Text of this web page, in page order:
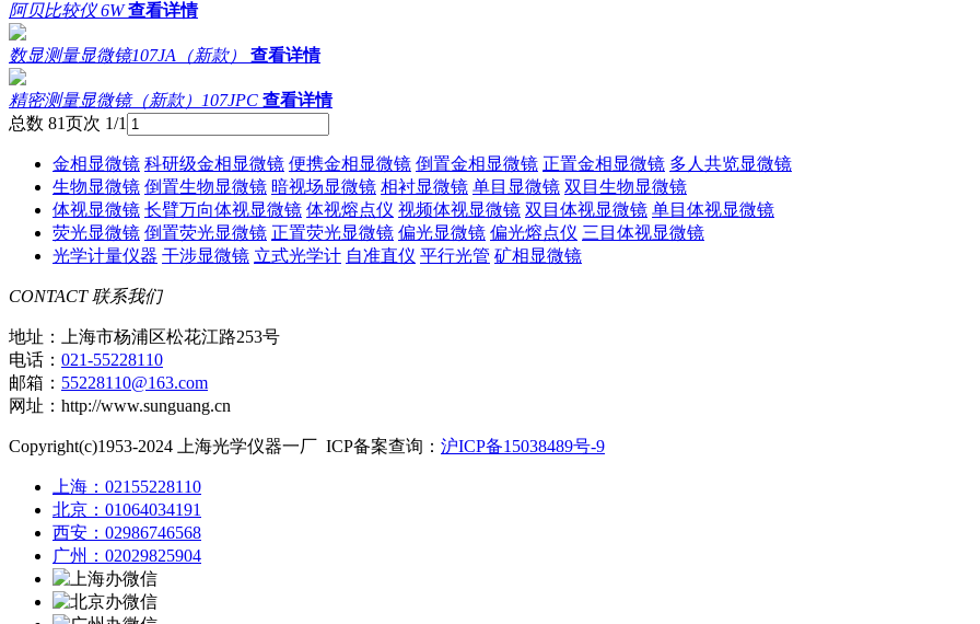
阿贝比较仪 6W 查看详情
数显测量显微镜107JA（新款） 查看详情
精密测量显微镜（新款）107JPC 查看详情
总数 81页次 1/1
金相显微镜 科研级金相显微镜 便携金相显微镜 倒置金相显微镜 正置金相显微镜 多人共览显微镜
生物显微镜 倒置生物显微镜 暗视场显微镜 相衬显微镜 单目显微镜 双目生物显微镜
体视显微镜 长臂万向体视显微镜 体视熔点仪 视频体视显微镜 双目体视显微镜 单目体视显微镜
荧光显微镜 倒置荧光显微镜 正置荧光显微镜 偏光显微镜 偏光熔点仪 三目体视显微镜
光学计量仪器 干涉显微镜 立式光学计 自准直仪 平行光管 矿相显微镜
CONTACT 联系我们
地址：上海市杨浦区松花江路253号
电话： 021-55228110
邮箱： 55228110@163.com
网址：http://www.sunguang.cn
Copyright(c)1953-2024 上海光学仪器一厂 ICP备案查询： 沪ICP备15038489号-9
上海：02155228110
北京：01064034191
西安：02986746568
广州：02029825904